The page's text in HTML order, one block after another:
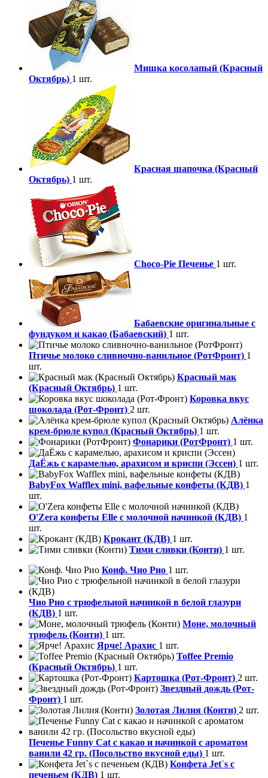
Мишка косолапый (Красный
Октябрь) 1 шт.
Красная шапочка (Красный
Октябрь) 1 шт.
Choco-Pie Печенье 1 шт.
Бабаевские оригинальные с
фундуком и какао (Бабаевский) 1 шт.
Птичье молоко сливночно-ванильное (РотФронт) 1
шт.
Красный мак
(Красный Октябрь) 1 шт.
Коровка вкус
шоколада (Рот-Фронт) 2 шт.
Алёнка
крем-брюле купол (Красный Октябрь) 1 шт.
Фонарики (РотФронт) 1 шт.
ДаЁжь с карамелью, арахисом и криспи (Эссен) 1 шт.
BabyFox Wafflex mini, вафельные конфеты (КДВ) 1
шт.
O'Zera конфеты Elle с молочной начинкой (КДВ) 1
шт.
Крокант (КДВ) 1 шт.
Тими сливки (Конти) 1 шт.
Конф. Чио Рио 1 шт.
Чио Рио с трюфельной начинкой в белой глазури
(КДВ) 1 шт.
Моне, молочный
трюфель (Конти) 1 шт.
Ярче! Арахис 1 шт.
Toffee Premio
(Красный Октябрь) 1 шт.
Картошка (Рот-Фронт) 2 шт.
Звездный дождь (Рот-
Фронт) 1 шт.
Золотая Лилия (Конти) 2 шт.
Печенье Funny Сat с какао и начинкой с ароматом
ванили 42 гр. (Посольство вкусной еды) 1 шт.
Конфета Jet`s с
печеньем (КДВ) 1 шт.